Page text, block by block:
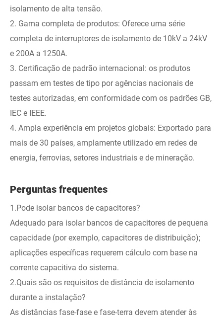
isolamento de alta tensão.
2. Gama completa de produtos: Oferece uma série
completa de interruptores de isolamento de 10kV a 24kV
e 200A a 1250A.
3. Certificação de padrão internacional: os produtos
passam em testes de tipo por agências nacionais de
testes autorizadas, em conformidade com os padrões GB,
IEC e IEEE.
4. Ampla experiência em projetos globais: Exportado para
mais de 30 países, amplamente utilizado em redes de
energia, ferrovias, setores industriais e de mineração.
Perguntas frequentes
1.Pode isolar bancos de capacitores?
Adequado para isolar bancos de capacitores de pequena
capacidade (por exemplo, capacitores de distribuição);
aplicações específicas requerem cálculo com base na
corrente capacitiva do sistema.
2.Quais são os requisitos de distância de isolamento
durante a instalação?
As distâncias fase-fase e fase-terra devem atender às